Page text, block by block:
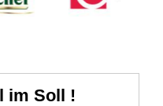
im Soll !